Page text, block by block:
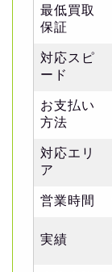
最低買取
保証
対応スピ
ード
お支払い
方法
対応エリ
ア
営業時間
実績